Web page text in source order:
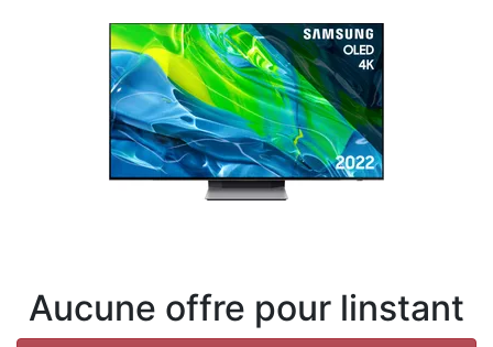
Conditions
Catégories
Aucune offre pour linstant